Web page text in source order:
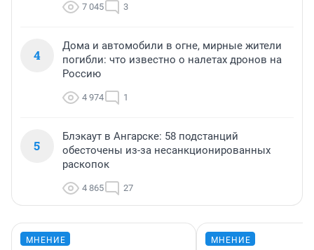
7 045 3
4
Дома и автомобили в огне, мирные жители
погибли: что известно о налетах дронов на
Россию
4 974 1
5
Блэкаут в Ангарске: 58 подстанций
обесточены из-за несанкционированных
раскопок
4 865 27
МНЕНИЕ МНЕНИЕ